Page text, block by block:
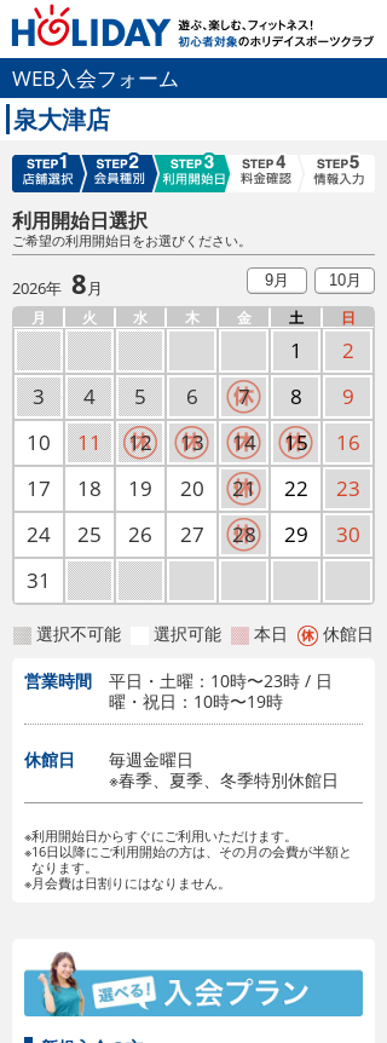
WEB入会フォーム
泉大津店
利用開始日選択
ご希望の利用開始日をお選びください。
2026年 8月 9月 10月
月 火 水 木 金 土 日
1
2
3
4 5 6 7 8
9
10
11 12 13 14 15
16
17
18 19 20 21 22
23
24
25 26 27 28 29
30
31
選択不可能 選択可能 本日 休館日
営業時間
平日・土曜：10時〜23時 / 日
曜・祝日：10時〜19時
休館日
毎週金曜日
※春季、夏季、冬季特別休館日
※利用開始日からすぐにご利用いただけます。
※16日以降にご利用開始の方は、その月の会費が半額と
なります。
※月会費は日割りにはなりません。